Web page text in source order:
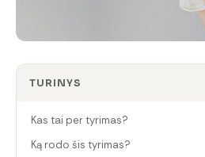
TURINYS
Kas tai per tyrimas?
Ką rodo šis tyrimas?